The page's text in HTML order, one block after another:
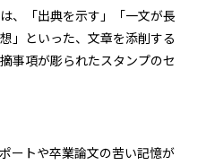
、「出典を示す」「一文が長
」といった、文章を添削する
事項が彫られたスタンプのセ
ートや卒業論文の苦い記憶が